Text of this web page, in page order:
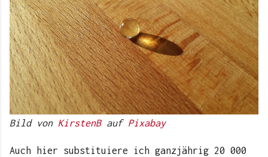
Bild von KirstenBauf Pixabay
Auch hier substituiere ich ganzjährig 20 000